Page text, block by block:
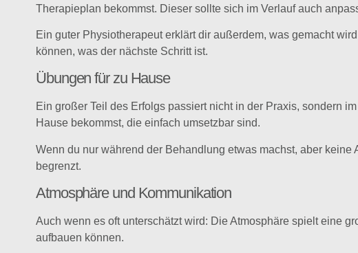
Therapieplan bekommst. Dieser sollte sich im Verlauf auch
Ein guter Physiotherapeut erklärt dir außerdem, was gemacht
können, was der nächste Schritt ist.
Übungen für zu Hause
Ein großer Teil des Erfolgs passiert nicht in der Praxis, sondern
Hause bekommst, die einfach umsetzbar sind.
Wenn du nur während der Behandlung etwas machst, aber
begrenzt.
Atmosphäre und Kommunikation
Auch wenn es oft unterschätzt wird: Die Atmosphäre spielt eine
aufbauen können.